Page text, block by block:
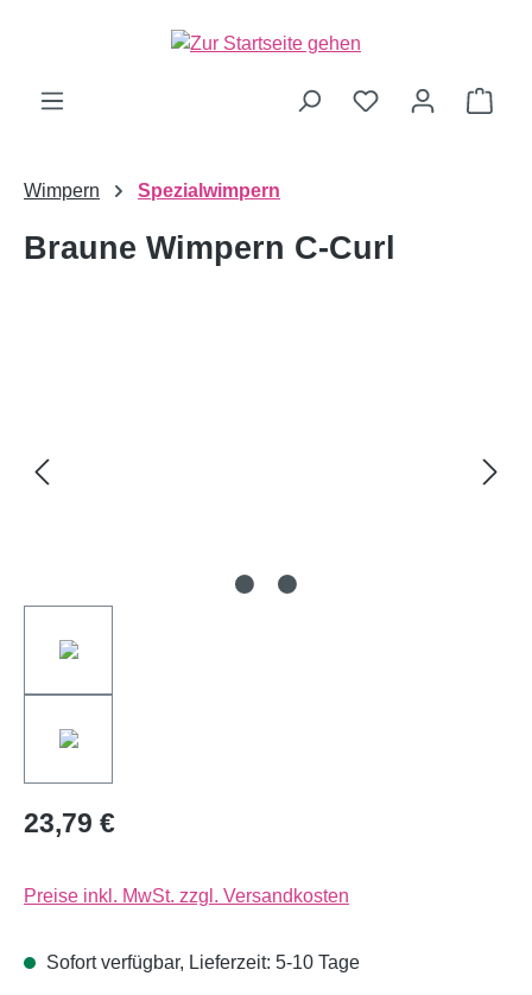
Wimpern Spezialwimpern
Braune Wimpern C-Curl
23,79 €
Preise inkl. MwSt. zzgl. Versandkosten
Sofort verfügbar, Lieferzeit: 5-10 Tage